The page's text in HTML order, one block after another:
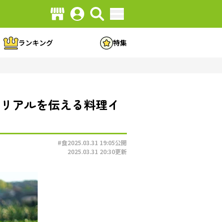
ランキング 特集
アルを伝える料理イ
#食2025.03.31 19:05公開
2025.03.31 20:30更新